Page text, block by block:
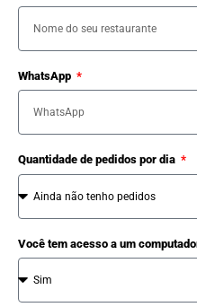
WhatsApp
Quantidade de pedidos por dia
Você tem acesso a um